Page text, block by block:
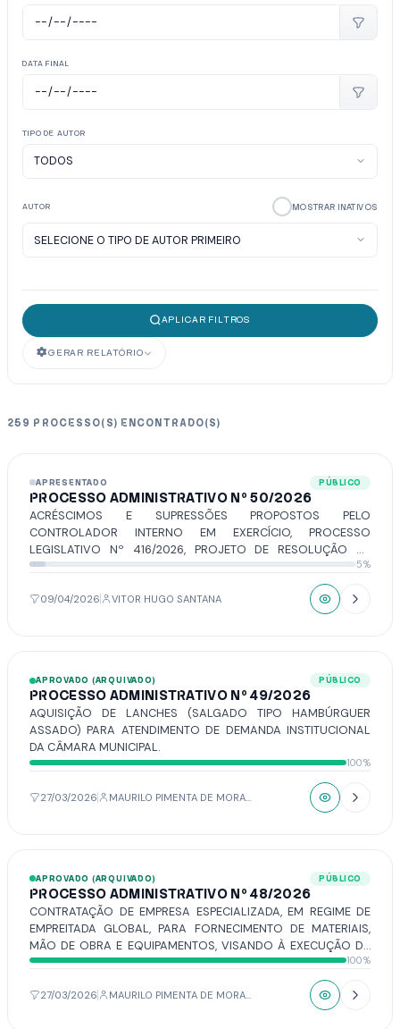
DATA FINAL
TIPO DE AUTOR
AUTOR MOSTRAR INATIVOS
APLICAR FILTROS
GERAR RELATÓRIO
259 PROCESSO(S) ENCONTRADO(S)
APRESENTADO PÚBLICO
PROCESSO ADMINISTRATIVO Nº 50/2026
ACRÉSCIMOS E SUPRESSÕES PROPOSTOS PELO
CONTROLADOR INTERNO EM EXERCÍCIO, PROCESSO
LEGISLATIVO Nº 416/2026, PROJETO DE RESOLUÇÃO Nº
3/2026, EMENTA: DISPÕE SOBRE A ORGANIZAÇÃO DO SISTEMA
DE CONTROLE INTERNO DO PODERLEGISLATIVO DE
VOTUPORANGA E DÁ OUTRAS PROVIDÊNCIAS.
5%
09/04/2026 VITOR HUGO SANTANA
APROVADO (ARQUIVADO) PÚBLICO
PROCESSO ADMINISTRATIVO Nº 49/2026
AQUISIÇÃO DE LANCHES (SALGADO TIPO HAMBÚRGUER
ASSADO) PARA ATENDIMENTO DE DEMANDA INSTITUCIONAL
DA CÂMARA MUNICIPAL.
100%
27/03/2026
APROVADO (ARQUIVADO) PÚBLICO
PROCESSO ADMINISTRATIVO Nº 48/2026
CONTRATAÇÃO DE EMPRESA ESPECIALIZADA, EM REGIME DE
EMPREITADA GLOBAL, PARA FORNECIMENTO DE MATERIAIS,
MÃO DE OBRA E EQUIPAMENTOS, VISANDO À EXECUÇÃO DA
OBRA DE AMPLIAÇÃO E ADEQUAÇÃO DO PAVIMENTO DA
RECEPÇÃO DO PLENÁRIO DR. OCTÁVIO VISCARDI DA CÂMARA
MUNICIPAL DE VOTUPORANGA, CONFORME PROJETOS,
MEMORIAIS DESCRITIVOS, PLANILHAS ORÇAMENTÁRIAS E
100%
27/03/2026 MAURILO PIMENTA DE MORAIS